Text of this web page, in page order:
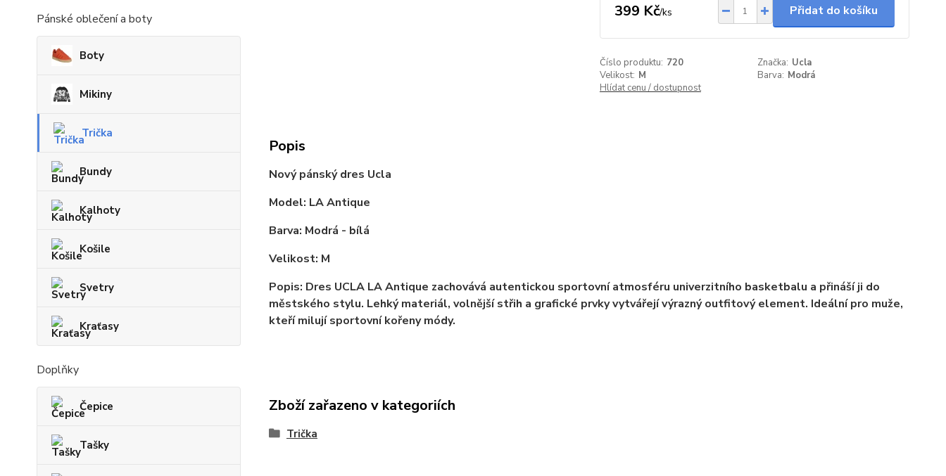
Pánské oblečení a boty
Boty
Mikiny
Trička
Bundy
Kalhoty
Košile
Svetry
Kraťasy
Doplňky
Čepice
Tašky
399 Kč/ks Přidat do košíku
Číslo produktu: 720 Značka: Ucla
Velikost: M Barva: Modrá
Hlídat cenu / dostupnost
Popis
Nový pánský dres Ucla
Model: LA Antique
Barva: Modrá - bílá
Velikost: M
Popis: Dres UCLA LA Antique zachovává autentickou sportovní atmosféru univerzitního basketbalu a přináší ji do
městského stylu. Lehký materiál, volnější střih a grafické prvky vytvářejí výrazný outfitový element. Ideální pro muže,
kteří milují sportovní kořeny módy.
Zboží zařazeno v kategoriích
Trička